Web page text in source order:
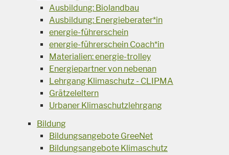
Ausbildung: Biolandbau
Ausbildung: Energieberater*in
energie-führerschein
energie-führerschein Coach*in
Materialien: energie-trolley
Energiepartner von nebenan
Lehrgang Klimaschutz - CLIPMA
Grätzeleltern
Urbaner Klimaschutzlehrgang
Bildung
Bildungsangebote GreeNet
Bildungsangebote Klimaschutz